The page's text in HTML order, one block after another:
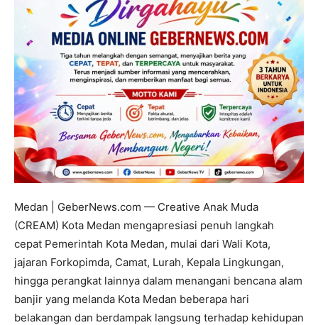
Medan | GeberNews.com — Creative Anak Muda
(CREAM) Kota Medan mengapresiasi penuh langkah
cepat Pemerintah Kota Medan, mulai dari Wali Kota,
jajaran Forkopimda, Camat, Lurah, Kepala Lingkungan,
hingga perangkat lainnya dalam menangani bencana alam
banjir yang melanda Kota Medan beberapa hari
belakangan dan berdampak langsung terhadap kehidupan